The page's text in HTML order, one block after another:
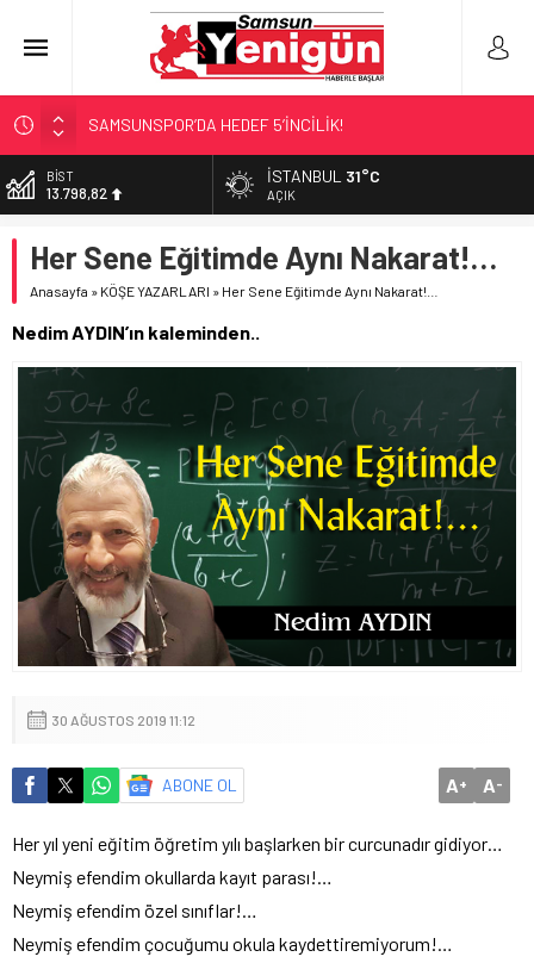
SAMSUNSPOR’DA HEDEF 5’İNCİLİK!
‘BAFRA’YA YATIRIM YAPIN!’
İŞTE FINDIK FİYATI!
GERİ SAYIM BAŞLADI
BİST
13.798,82
47,7025
EURO
6.519,97
İSTANBUL 31°C
AÇIK
Her Sene Eğitimde Aynı Nakarat!…
Anasayfa » KÖŞE YAZARLARI » Her Sene Eğitimde Aynı Nakarat!…
Nedim AYDIN’ın kaleminden..
30 AĞUSTOS 2019 11:12
ABONE OL A+ A-
Her yıl yeni eğitim öğretim yılı başlarken bir curcunadır gidiyor…
Neymiş efendim okullarda kayıt parası!…
Neymiş efendim özel sınıflar!…
Neymiş efendim çocuğumu okula kaydettiremiyorum!…